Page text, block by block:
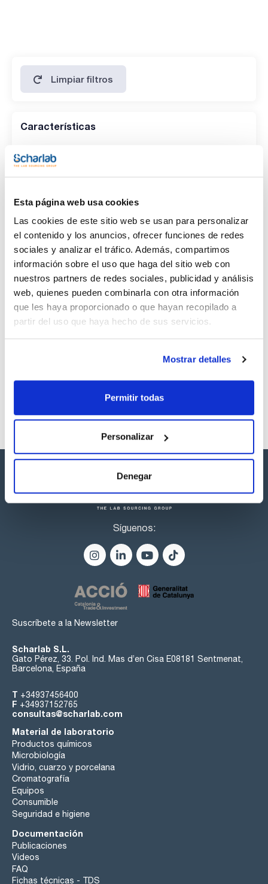
Esta página web usa cookies
Las cookies de este sitio web se usan para personalizar
el contenido y los anuncios, ofrecer funciones de redes
sociales y analizar el tráfico. Además, compartimos
información sobre el uso que haga del sitio web con
nuestros partners de redes sociales, publicidad y análisis
web, quienes pueden combinarla con otra información
que les haya proporcionado o que hayan recopilado a
partir del uso que haya hecho de sus servicios.
Mostrar detalles
Permitir todas
Personalizar
Denegar
Limpiar filtros
Características
x 100 ml
Capacidad
x 100 ml
Referencia
Envase
Precio
Disponibilidad
Síguenos:
Suscríbete a la Newsletter
Scharlab S.L.
Gato Pérez, 33. Pol. Ind. Mas d’en Cisa E08181 Sentmenat,
Barcelona, España
T +34937456400
F +34937152765
consultas@scharlab.com
Material de laboratorio
Productos químicos
Microbiología
Vidrio, cuarzo y porcelana
Cromatografía
Equipos
Consumible
Seguridad e higiene
Documentación
Publicaciones
Videos
FAQ
Fichas técnicas - TDS